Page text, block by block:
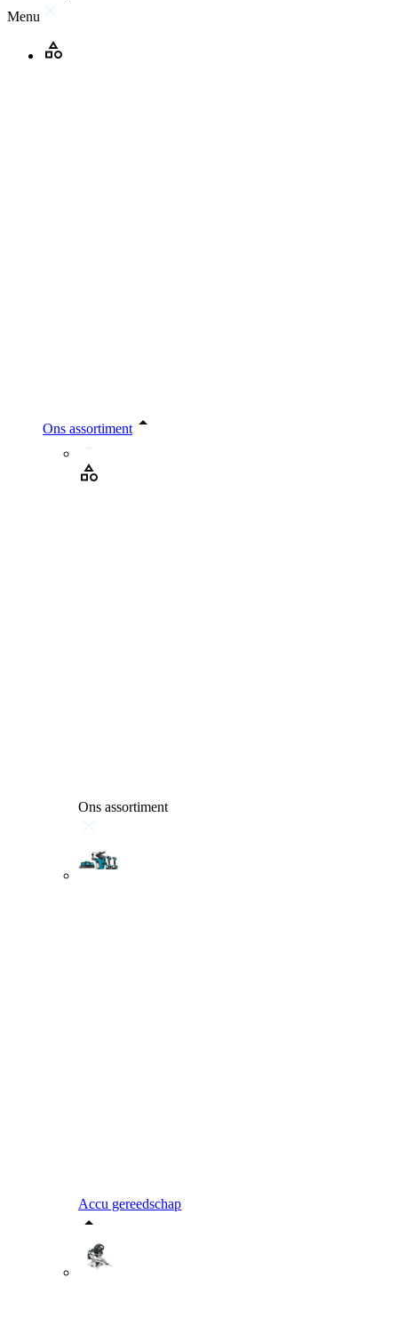
Menu
Ons assortiment
Ons assortiment
Accu gereedschap